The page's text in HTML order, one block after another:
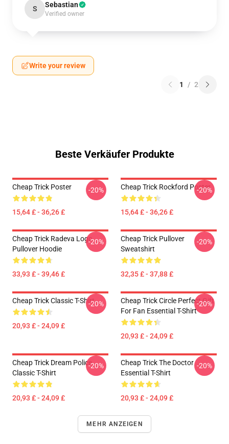
S Sebastian
Verified owner
Write your review
1 / 2
Beste Verkäufer Produkte
Cheap Trick Poster
15,64 £ - 36,26 £
-20% Cheap Trick Rockford Poster
15,64 £ - 36,26 £
-20%
Cheap Trick Radeva Logo
Pullover Hoodie
33,93 £ - 39,46 £
-20%
Cheap Trick Pullover
Sweatshirt
32,35 £ - 37,88 £
-20%
Cheap Trick Classic T-Shirt
20,93 £ - 24,09 £
-20%
Cheap Trick Circle Perfect Gift
For Fan Essential T-Shirt
20,93 £ - 24,09 £
-20%
Cheap Trick Dream Police
Classic T-Shirt
20,93 £ - 24,09 £
-20%
Cheap Trick The Doctor
Essential T-Shirt
20,93 £ - 24,09 £
-20%
MEHR ANZEIGEN